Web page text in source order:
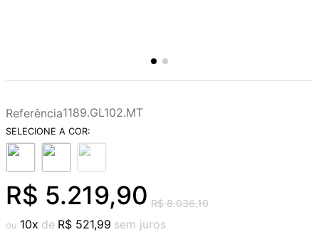
Referência1189.GL102.MT
R$ 5.219,90 R$ 8.036,10
10 R$ 521,99